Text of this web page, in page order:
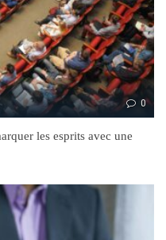
0
les esprits avec une